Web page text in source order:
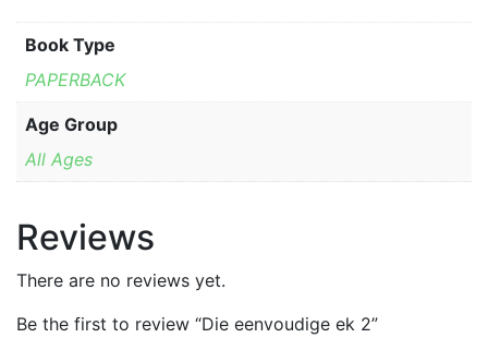
Book Type
PAPERBACK
Age Group
All Ages
Reviews
There are no reviews yet.
Be the first to review “Die eenvoudige ek 2”